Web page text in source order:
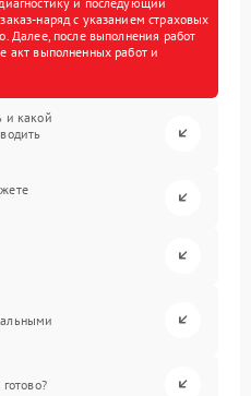
наряд с указанием страховых
Далее, после выполнения работ
акт выполненных работ и
и какой